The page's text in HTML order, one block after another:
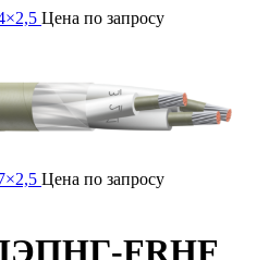
Цена по запросу
Цена по запросу
FRHF